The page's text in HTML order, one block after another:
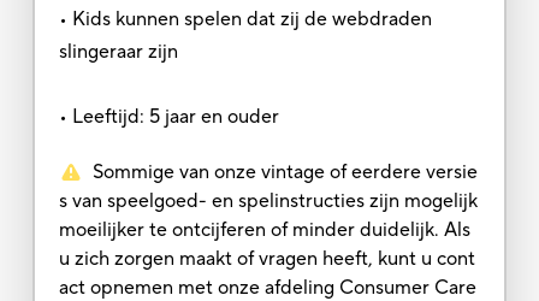
• Kids kunnen spelen dat zij de webdraden
slingeraar zijn
• Leeftijd: 5 jaar en ouder
Sommige van onze vintage of eerdere versie
s van speelgoed- en spelinstructies zijn mogelijk
moeilijker te ontcijferen of minder duidelijk. Als
u zich zorgen maakt of vragen heeft, kunt u cont
act opnemen met onze afdeling Consumer Care